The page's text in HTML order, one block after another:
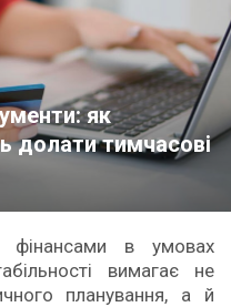
як
долати тимчасові
фінансами в умовах
вимагає не
планування, а й